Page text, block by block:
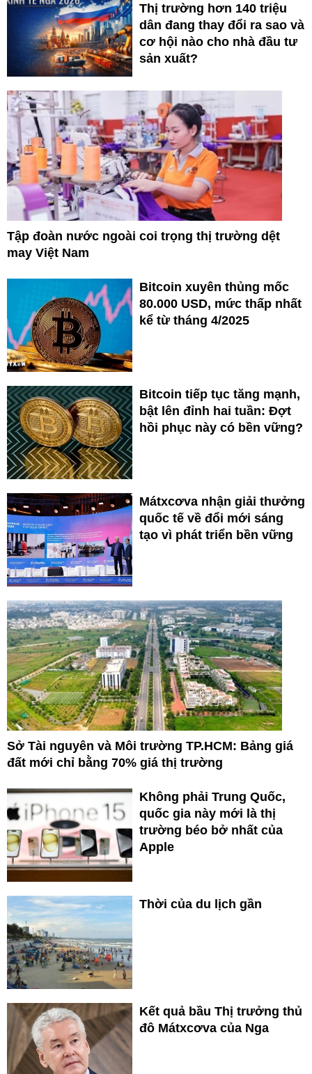
Thị trường hơn 140 triệu
dân đang thay đổi ra sao và
cơ hội nào cho nhà đầu tư
sản xuất?
Tập đoàn nước ngoài coi trọng thị trường dệt
may Việt Nam
Bitcoin xuyên thủng mốc
80.000 USD, mức thấp nhất
kể từ tháng 4/2025
Bitcoin tiếp tục tăng mạnh,
bật lên đỉnh hai tuần: Đợt
hồi phục này có bền vững?
Mátxcơva nhận giải thưởng
quốc tế về đổi mới sáng
tạo vì phát triển bền vững
Sở Tài nguyên và Môi trường TP.HCM: Bảng giá
đất mới chỉ bằng 70% giá thị trường
Không phải Trung Quốc,
quốc gia này mới là thị
trường béo bở nhất của
Apple
Thời của du lịch gần
Kết quả bầu Thị trưởng thủ
đô Mátxcơva của Nga